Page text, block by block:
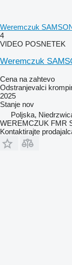
Weremczuk
4
VIDEO POSNETEK
Weremczuk
Cena na zahtevo
Odstranjevalci
2025
Stanje nov
Poljska,
WEREMCZUK FMR
Kontaktirajte